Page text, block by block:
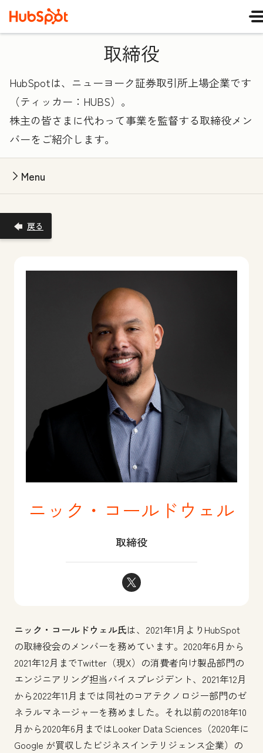
取締役
HubSpotは、ニューヨーク証券取引所上場企業です
（ティッカー：HUBS）。
株主の皆さまに代わって事業を監督する取締役メン
バーをご紹介します。
Menu
戻る
ニック・コールドウェル
取締役
ニック・コールドウェル
ニック・コールドウェル氏は、2021年1月よりHubSpot
の取締役会のメンバーを務めています。2020年6月から
2021年12月までTwitter（現X）の消費者向け製品部門の
エンジニアリング担当バイスプレジデント、2021年12月
から2022年11月までは同社のコアテクノロジー部門のゼ
ネラルマネージャーを務めました。それ以前の2018年10
月から2020年6月まではLooker Data Sciences（2020年に
Google が買収したビジネスインテリジェンス企業）の